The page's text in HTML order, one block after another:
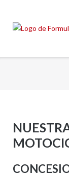
contenido